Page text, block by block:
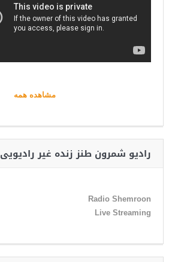
مشاهده همه
رادیو شمرون طنز زنده غیر رادیویی
Radio Shemroon
Live Streaming